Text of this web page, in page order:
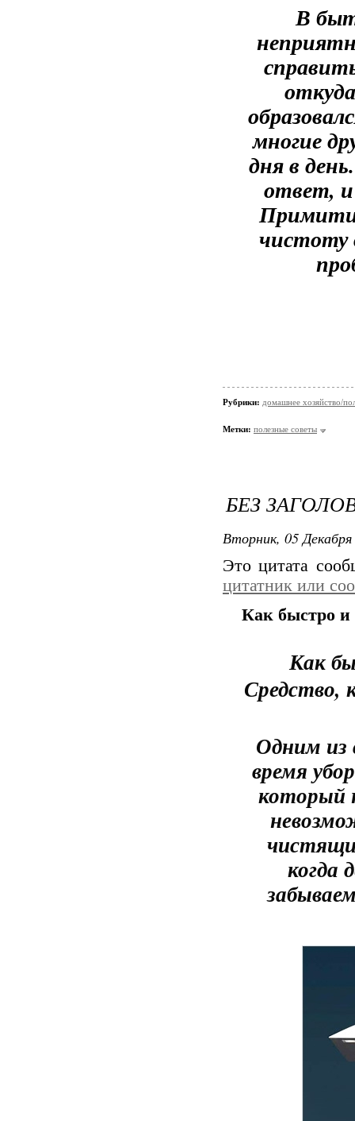
В
многие
дня в
ответ,
чистоту
Рубрики: домашнее хозяйство/
Метки: полезные советы
БЕЗ
Вторник, 05
Это цитата
цитатник или
Как быстро
Как
Средство,
Одним из
время
который
когда